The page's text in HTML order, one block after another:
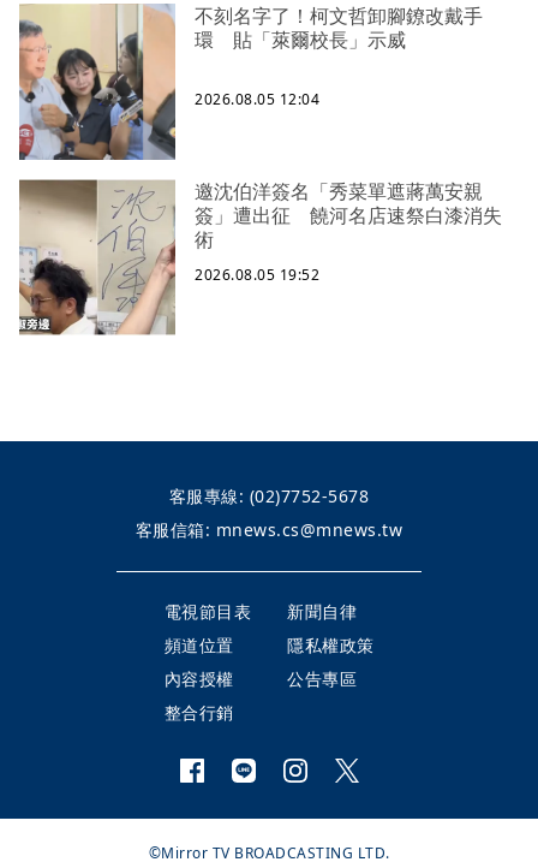
不刻名字了！柯文哲卸腳鐐改戴手
環 貼「萊爾校長」示威
2026.08.05 12:04
邀沈伯洋簽名「秀菜單遮蔣萬安親
簽」遭出征 饒河名店速祭白漆消失
術
2026.08.05 19:52
客服專線: (02)7752-5678
客服信箱: mnews.cs@mnews.tw
電視節目表
新聞自律
頻道位置
隱私權政策
內容授權
公告專區
整合行銷
©Mirror TV BROADCASTING LTD.